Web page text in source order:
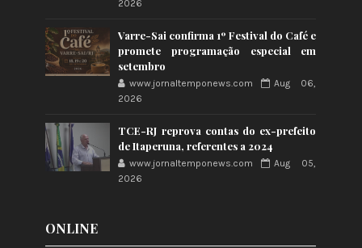
2026
Varre-Sai confirma 1º Festival do Café e
promete programação especial em
setembro
www.jornaltemponews.com
Aug 06,
2026
TCE-RJ reprova contas do ex-prefeito
de Itaperuna, referentes a 2024
www.jornaltemponews.com
Aug 05,
2026
ONLINE